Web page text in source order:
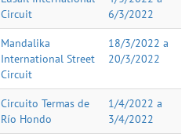
Circuit
6/3/2022
Mandalika
International Street
Circuit
18/3/2022 a
20/3/2022
Circuito Termas de
Río Hondo
1/4/2022 a
3/4/2022